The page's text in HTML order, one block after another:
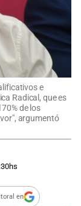
e
Radical, que es
de los
argumentó
hs
en